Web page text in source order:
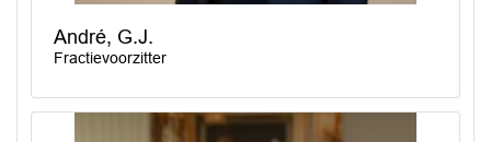
André, G.J.
Fractievoorzitter